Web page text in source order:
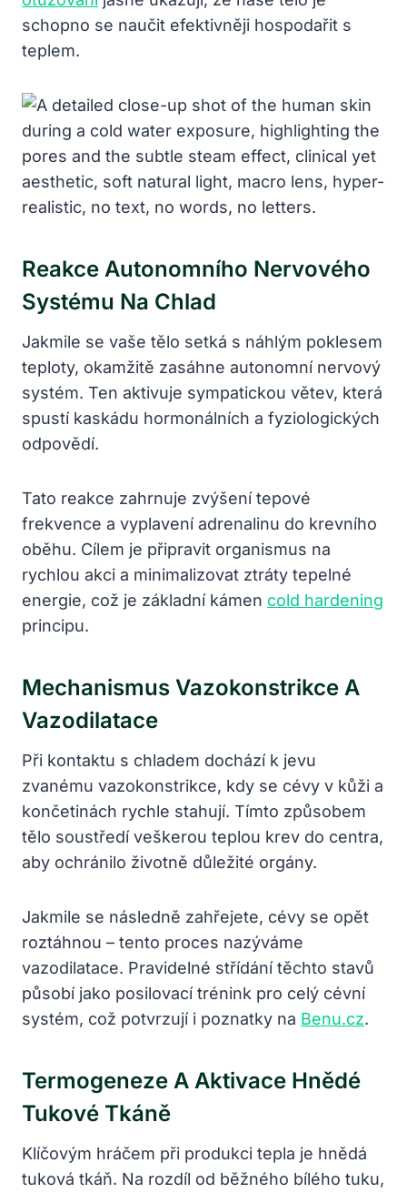
schopno se naučit efektivněji hospodařit s
teplem.
Reakce Autonomního Nervového
Systému Na Chlad
Jakmile se vaše tělo setká s náhlým poklesem
teploty, okamžitě zasáhne autonomní nervový
systém. Ten aktivuje sympatickou větev, která
spustí kaskádu hormonálních a fyziologických
odpovědí.
Tato reakce zahrnuje zvýšení tepové
frekvence a vyplavení adrenalinu do krevního
oběhu. Cílem je připravit organismus na
rychlou akci a minimalizovat ztráty tepelné
energie, což je základní kámen cold hardening
principu.
Mechanismus Vazokonstrikce A
Vazodilatace
Při kontaktu s chladem dochází k jevu
zvanému vazokonstrikce, kdy se cévy v kůži a
končetinách rychle stahují. Tímto způsobem
tělo soustředí veškerou teplou krev do centra,
aby ochránilo životně důležité orgány.
Jakmile se následně zahřejete, cévy se opět
roztáhnou – tento proces nazýváme
vazodilatace. Pravidelné střídání těchto stavů
působí jako posilovací trénink pro celý cévní
systém, což potvrzují i poznatky na Benu.cz.
Termogeneze A Aktivace Hnědé
Tukové Tkáně
Klíčovým hráčem při produkci tepla je hnědá
tuková tkáň. Na rozdíl od běžného bílého tuku,